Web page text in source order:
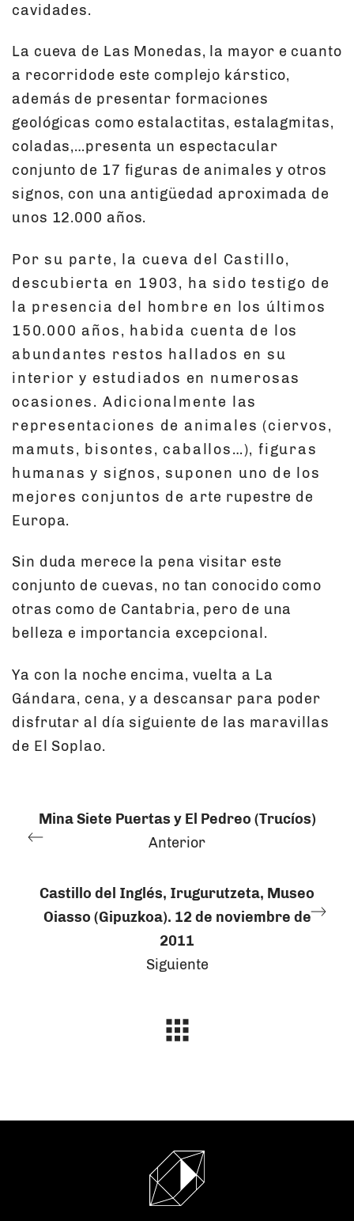
cavidades.
La cueva de Las Monedas, la mayor e cuanto
a recorridode este complejo kárstico,
además de presentar formaciones
geológicas como estalactitas, estalagmitas,
coladas,…presenta un espectacular
conjunto de 17 figuras de animales y otros
signos, con una antigüedad aproximada de
unos 12.000 años.
Por su parte, la cueva del Castillo,
descubierta en 1903, ha sido testigo de
la presencia del hombre en los últimos
150.000 años, habida cuenta de los
abundantes restos hallados en su
interior y estudiados en numerosas
ocasiones. Adicionalmente las
representaciones de animales (ciervos,
mamuts, bisontes, caballos…), figuras
humanas y signos, suponen uno de los
mejores conjuntos de arte rupestre de
Europa.
Sin duda merece la pena visitar este
conjunto de cuevas, no tan conocido como
otras como de Cantabria, pero de una
belleza e importancia excepcional.
Ya con la noche encima, vuelta a La
Gándara, cena, y a descansar para poder
disfrutar al día siguiente de las maravillas
de El Soplao.
Mina Siete Puertas y El Pedreo (Trucíos)
Anterior
Castillo del Inglés, Irugurutzeta, Museo
Oiasso (Gipuzkoa). 12 de noviembre de
2011
Siguiente